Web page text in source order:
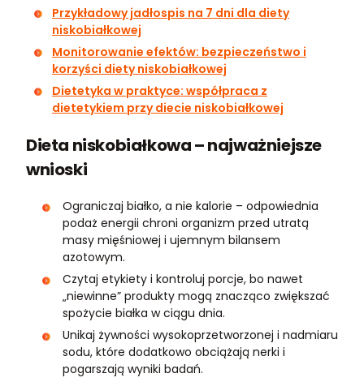
Przykładowy jadłospis na 7 dni dla diety
niskobiałkowej
Monitorowanie efektów: bezpieczeństwo i
korzyści diety niskobiałkowej
Dietetyka w praktyce: współpraca z
dietetykiem przy diecie niskobiałkowej
Dieta niskobiałkowa – najważniejsze
wnioski
Ograniczaj białko, a nie kalorie – odpowiednia
podaż energii chroni organizm przed utratą
masy mięśniowej i ujemnym bilansem
azotowym.
Czytaj etykiety i kontroluj porcje, bo nawet
„niewinne” produkty mogą znacząco zwiększać
spożycie białka w ciągu dnia.
Unikaj żywności wysokoprzetworzonej i nadmiaru
sodu, które dodatkowo obciążają nerki i
pogarszają wyniki badań.